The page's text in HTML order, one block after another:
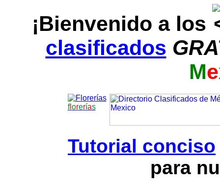
¡Bienvenido a los
clasificados
Me
florerías
Tutorial conciso
para